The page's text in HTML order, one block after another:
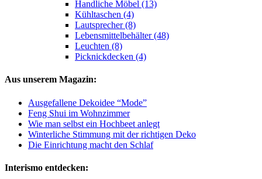
Handliche Möbel (13)
Kühltaschen (4)
Lautsprecher (8)
Lebensmittelbehälter (48)
Leuchten (8)
Picknickdecken (4)
Aus unserem Magazin:
Ausgefallene Dekoidee “Mode”
Feng Shui im Wohnzimmer
Wie man selbst ein Hochbeet anlegt
Winterliche Stimmung mit der richtigen Deko
Die Einrichtung macht den Schlaf
Interismo entdecken: